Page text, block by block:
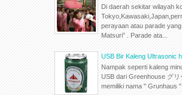
Di daerah sekitar wilayah
perayaan atau parade
Matsuri” . Parade ata...
USB Bir Kaleng Ultrasonic
Nampak seperti kaleng
USB dari Greenhouse グ
memiliki nama " Grunhaus